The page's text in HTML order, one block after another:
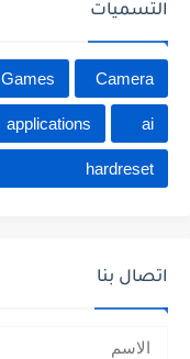
التسميات
Camera
Games
ai
applications
hardreset
اتصال بنا